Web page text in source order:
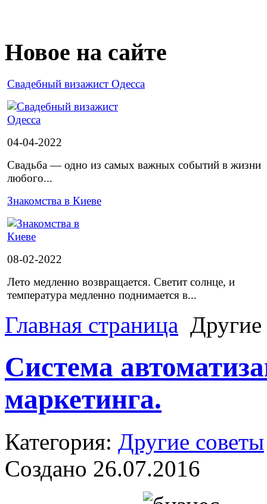
Новое на сайте
Cвадебный визажист Одесса
04-04-2022
Свадьба — одно из самых важных событий в жизни
любого...
Знакомства в Киеве
08-02-2022
Лето медленно возвращается. Светит солнце, и
температура медленно поднимается в...
Главная страница Другие
Система
маркетинга.
Категория: Другие советы
Создано 26.07.2016